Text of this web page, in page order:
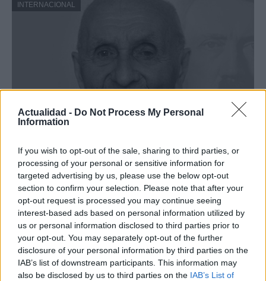
Actualidad - Do Not Process My Personal
Information
If you wish to opt-out of the sale, sharing to third parties, or
processing of your personal or sensitive information for
targeted advertising by us, please use the below opt-out
section to confirm your selection. Please note that after your
opt-out request is processed you may continue seeing
interest-based ads based on personal information utilized by
us or personal information disclosed to third parties prior to
your opt-out. You may separately opt-out of the further
disclosure of your personal information by third parties on the
IAB’s list of downstream participants. This information may
also be disclosed by us to third parties on the IAB’s List of
INTERNACIONAL
Argentina: Un hombre de 128 años
anuncia al mundo que es Adolf Hitler
Un hombre de origen alemán que vive en…
INTERNACIONAL